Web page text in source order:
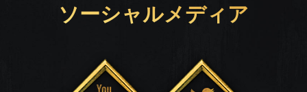
ソーシャルメディア